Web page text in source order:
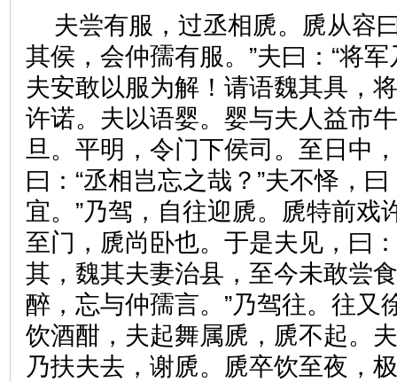
夫尝有服，过丞相虒。虒从容
其侯，会仲孺有服。”夫曰：“将
夫安敢以服为解！请语魏其具，
许诺。夫以语婴。婴与夫人益市
旦。平明，令门下侯司。至日中
曰：“丞相岂忘之哉？”夫不怿，
宜。”乃驾，自往迎虒。虒特前戏
至门，虒尚卧也。于是夫见，曰
其，魏其夫妻治县，至今未敢尝
醉，忘与仲孺言。”乃驾往。往又
饮酒酣，夫起舞属虒，虒不起。
乃扶夫去，谢虒。虒卒饮至夜